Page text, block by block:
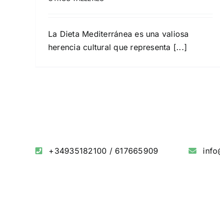
La Dieta Mediterránea es una valiosa
herencia cultural que representa [...]
+34935182100 / 617665909